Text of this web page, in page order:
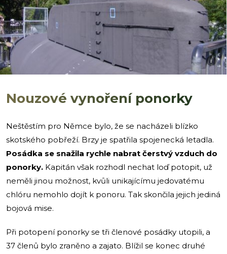
i
Nouzové vynoření ponorky
Neštěstím pro Němce bylo, že se nacházeli blízko
skotského pobřeží. Brzy je spatřila spojenecká letadla.
Posádka se snažila rychle nabrat čerstvý vzduch do
ponorky. Kapitán však rozhodl nechat loď potopit, už
neměli jinou možnost, kvůli unikajícímu jedovatému
chlóru nemohlo dojít k ponoru. Tak skončila jejich jediná
bojová mise.
Při potopení ponorky se tři členové posádky utopili, a
37 členů bylo zraněno a zajato. Blížil se konec druhé